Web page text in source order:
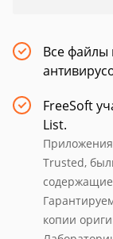
Все файлы
FreeSoft
List.
Trusted,
содержащие
копии